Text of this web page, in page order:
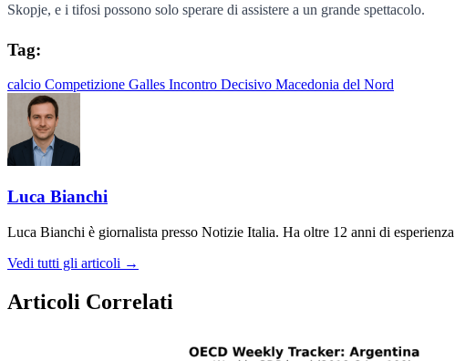
Skopje, e i tifosi possono solo sperare di assistere a un grande spettacolo.
Tag:
calcio Competizione Galles Incontro Decisivo Macedonia del Nord
Luca Bianchi
Luca Bianchi è giornalista presso Notizie Italia. Ha oltre 12 anni di
Vedi tutti gli articoli →
Articoli Correlati